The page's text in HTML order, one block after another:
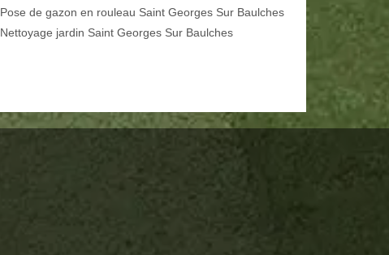
Pose de gazon en rouleau Saint Georges Sur Baulches
Nettoyage jardin Saint Georges Sur Baulches